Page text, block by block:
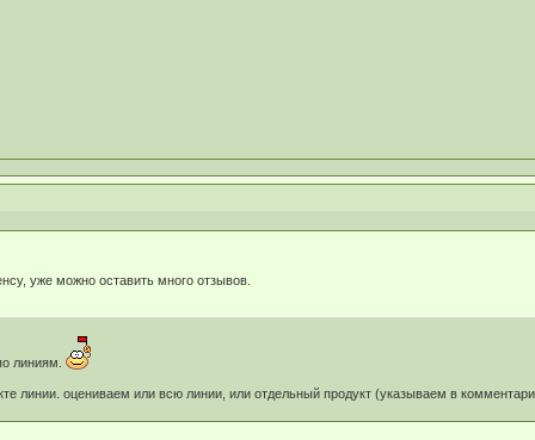
уже можно оставить много отзывов.
линиям.
линии. оцениваем или всю линии, или отдельный продукт (указываем в